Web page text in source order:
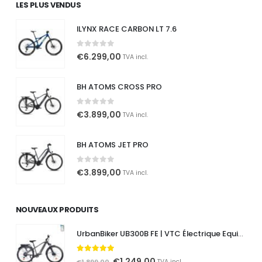
LES PLUS VENDUS
ILYNX RACE CARBON LT 7.6
0out of 5
€6.299,00 TVA incl.
BH ATOMS CROSS PRO
0out of 5
€3.899,00 TVA incl.
BH ATOMS JET PRO
out of 5
€3.899,00 TVA incl.
NOUVEAUX PRODUITS
UrbanBiker UB300B FE | VTC Électrique Equipement complet | Autonomie jusqu'à 140 km
out of 5